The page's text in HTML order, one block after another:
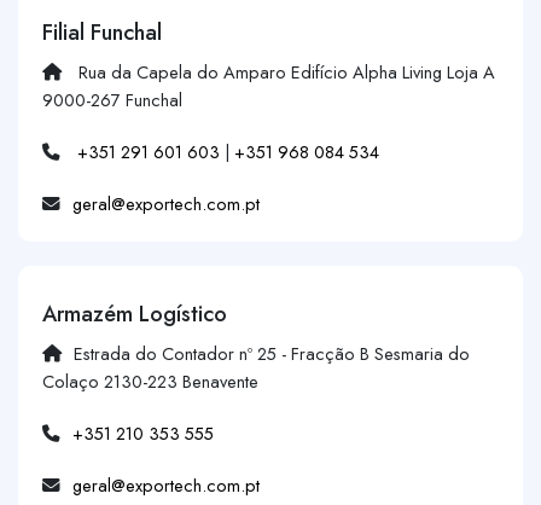
Filial Funchal
Rua da Capela do Amparo Edifício Alpha Living Loja A
9000-267 Funchal
+351 291 601 603 | +351 968 084 534
geral@exportech.com.pt
Armazém Logístico
Estrada do Contador nº 25 - Fracção B Sesmaria do
Colaço 2130-223 Benavente
+351 210 353 555
geral@exportech.com.pt